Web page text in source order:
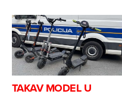
TAKAV MODEL U